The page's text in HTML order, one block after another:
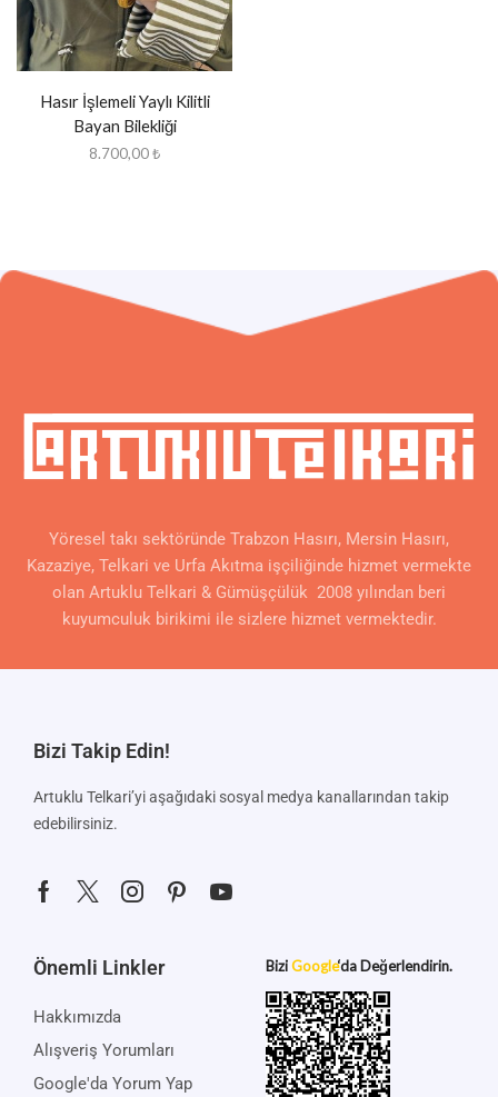
Hasır İşlemeli Yaylı Kilitli
Bayan Bilekliği
8.700,00₺
Yöresel takı sektöründe Trabzon Hasırı, Mersin Hasırı,
Kazaziye, Telkari ve Urfa Akıtma işçiliğinde hizmet vermekte
olan Artuklu Telkari & Gümüşçülük 2008 yılından beri
kuyumculuk birikimi ile sizlere hizmet vermektedir.
Bizi Takip Edin!
Artuklu Telkari’yi aşağıdaki sosyal medya kanallarından takip
edebilirsiniz.
Önemli Linkler
Hakkımızda
Alışveriş Yorumları
Google'da Yorum Yap
BiziGoogle‘da Değerlendirin.